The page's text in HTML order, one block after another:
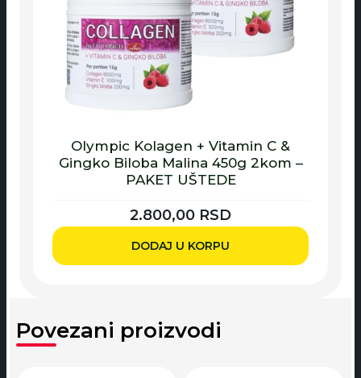
Olympic Kolagen + Vitamin C &
Gingko Biloba Malina 450g 2kom –
PAKET UŠTEDE
2.800,00 RSD
DODAJ U KORPU
Povezani proizvodi